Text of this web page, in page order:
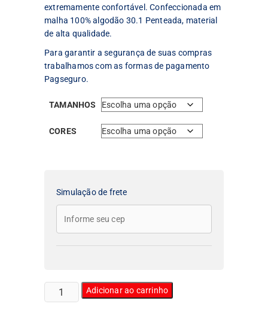
extremamente confortável. Confeccionada em
malha 100% algodão 30.1 Penteada, material
de alta qualidade.
Para garantir a segurança de suas compras
trabalhamos com as formas de pagamento
Pagseguro.
TAMANHOS
CORES
Simulação de frete
Body
Infantil
Adicionar ao carrinho